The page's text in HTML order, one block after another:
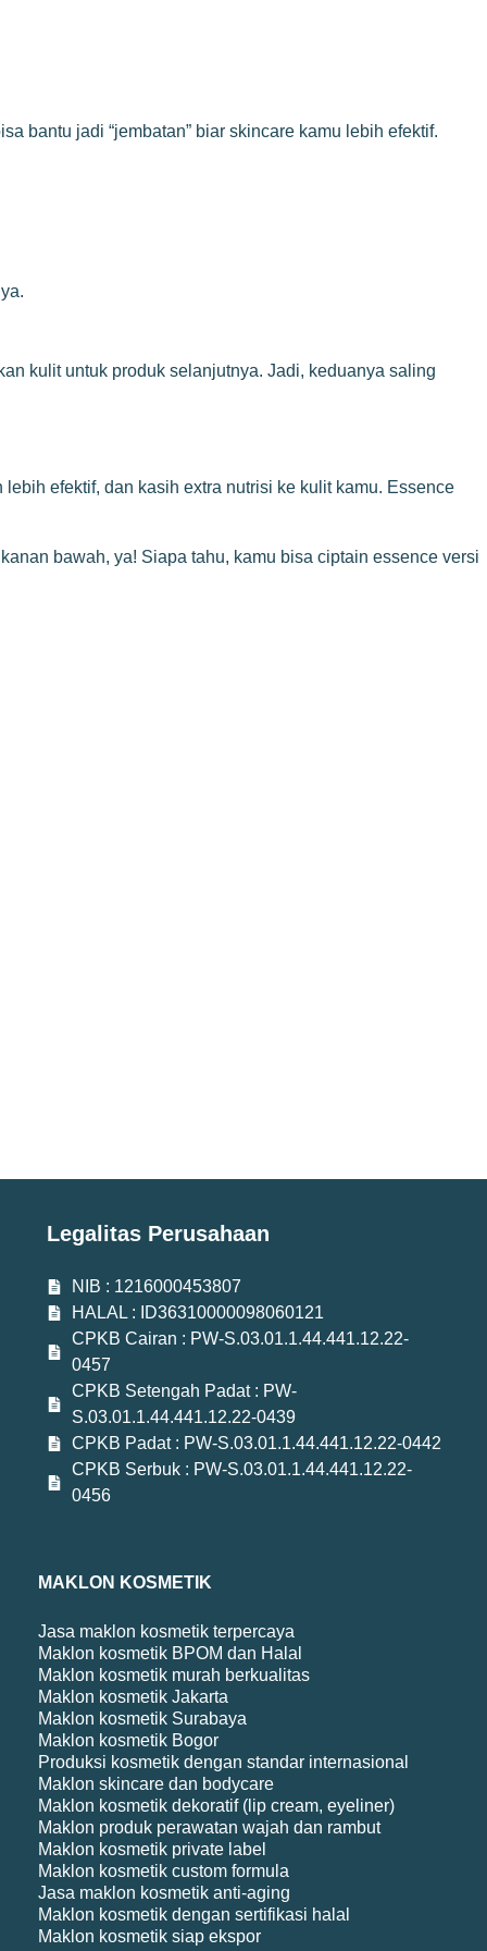
bantu jadi “jembatan” biar skincare kamu lebih efektif.
kulit untuk produk selanjutnya. Jadi, keduanya saling
efektif, dan kasih extra nutrisi ke kulit kamu. Essence
bawah, ya! Siapa tahu, kamu bisa ciptain essence versi
Legalitas Perusahaan
NIB : 1216000453807
HALAL : ID36310000098060121
CPKB Cairan : PW-S.03.01.1.44.441.12.22-
0457
CPKB Setengah Padat : PW-
S.03.01.1.44.441.12.22-0439
CPKB Padat : PW-S.03.01.1.44.441.12.22-0442
CPKB Serbuk : PW-S.03.01.1.44.441.12.22-
0456
MAKLON KOSMETIK
Jasa maklon kosmetik terpercaya
Maklon kosmetik BPOM dan Halal
Maklon kosmetik murah berkualitas
Maklon kosmetik Jakarta
Maklon kosmetik Surabaya
Maklon kosmetik Bogor
Produksi kosmetik dengan standar internasional
Maklon skincare dan bodycare
Maklon kosmetik dekoratif (lip cream, eyeliner)
Maklon produk perawatan wajah dan rambut
Maklon kosmetik private label
Maklon kosmetik custom formula
Jasa maklon kosmetik anti-aging
Maklon kosmetik dengan sertifikasi halal
Maklon kosmetik siap ekspor